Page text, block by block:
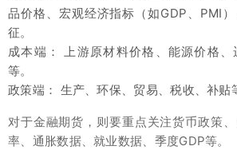
品价格、宏观经济指标（如GDP、PMI
征。
成本端： 上游原材料价格、能源价格
等。
政策端： 生产、环保、贸易、税收、补贴
对于金融期货，则要重点关注货币政策
率、通胀数据、就业数据、季度GDP等。